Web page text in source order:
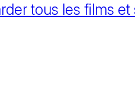
tous les films